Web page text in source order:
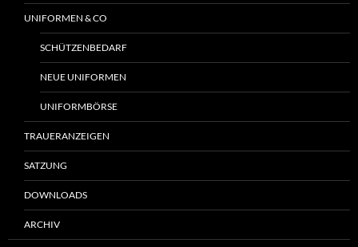
UNIFORMEN & CO
SCHÜTZENBEDARF
NEUE UNIFORMEN
UNIFORMBÖRSE
TRAUERANZEIGEN
SATZUNG
DOWNLOADS
ARCHIV